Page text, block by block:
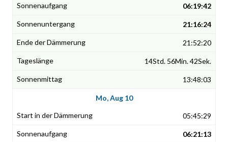
06:19:42
21:16:24
21:52:20
14Std. 56Min. 42Sek.
13:48:03
Mo, Aug 10
05:45:29
06:21:13